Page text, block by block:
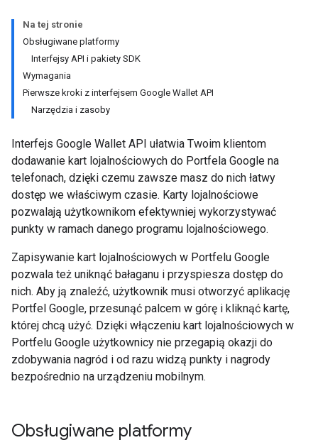
Na tej stronie
Obsługiwane platformy
Interfejsy API i pakiety SDK
Wymagania
Pierwsze kroki z interfejsem Google Wallet API
Narzędzia i zasoby
Interfejs Google Wallet API ułatwia Twoim klientom
dodawanie kart lojalnościowych do Portfela Google na
telefonach, dzięki czemu zawsze masz do nich łatwy
dostęp we właściwym czasie. Karty lojalnościowe
pozwalają użytkownikom efektywniej wykorzystywać
punkty w ramach danego programu lojalnościowego.
Zapisywanie kart lojalnościowych w Portfelu Google
pozwala też uniknąć bałaganu i przyspiesza dostęp do
nich. Aby ją znaleźć, użytkownik musi otworzyć aplikację
Portfel Google, przesunąć palcem w górę i kliknąć kartę,
której chcą użyć. Dzięki włączeniu kart lojalnościowych w
Portfelu Google użytkownicy nie przegapią okazji do
zdobywania nagród i od razu widzą punkty i nagrody
bezpośrednio na urządzeniu mobilnym.
Obsługiwane platformy